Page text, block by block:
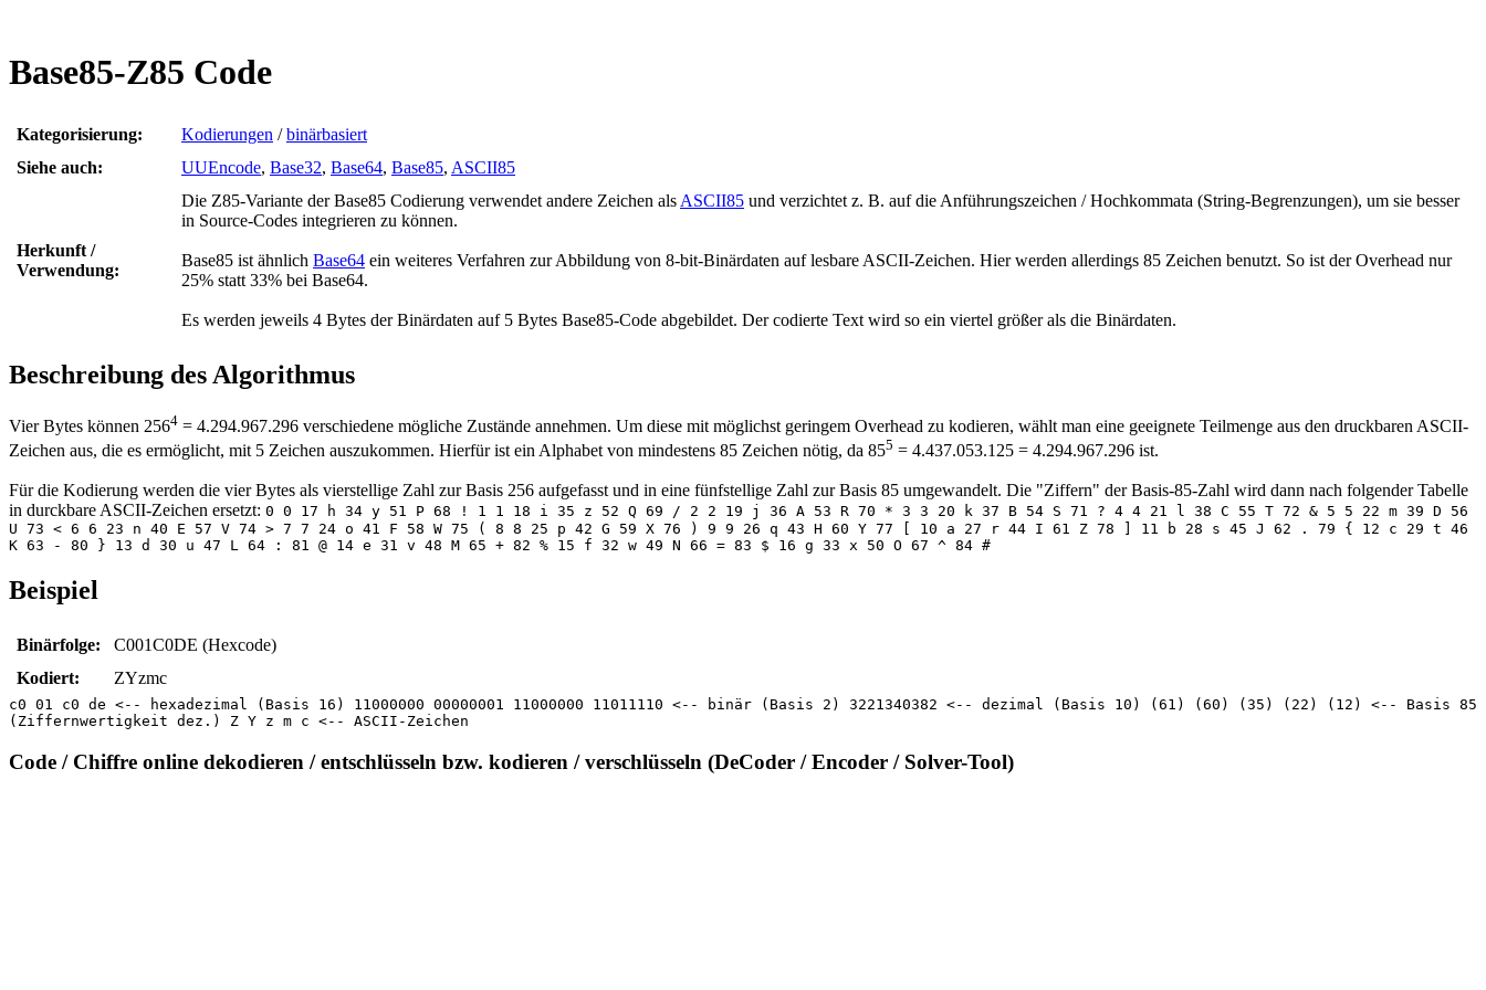
Base85-Z85 Code
Kategorisierung: Kodierungen /binärbasiert
Siehe auch:
UUEncode, Base32, Base64, Base85, ASCII85
Herkunft /
Verwendung:
Die Z85-Variante der Base85 Codierung verwendet andere Zeichen als ASCII85 und verzichtet z. B. auf die Anführungszeichen / Hochkommata (String-Begrenzungen), um sie besser
in Source-Codes integrieren zu können.
Base85 ist ähnlich Base64 ein weiteres Verfahren zur Abbildung von 8-bit-Binärdaten auf lesbare ASCII-Zeichen. Hier werden allerdings 85 Zeichen benutzt. So ist der Overhead nur
25% statt 33% bei Base64.
Es werden jeweils 4 Bytes der Binärdaten auf 5 Bytes Base85-Code abgebildet. Der codierte Text wird so ein viertel größer als die Binärdaten.
Beschreibung des Algorithmus
Vier Bytes können 2564 = 4.294.967.296 verschiedene mögliche Zustände annehmen. Um diese mit möglichst geringem Overhead zu kodieren, wählt man eine geeignete Teilmenge aus den druckbaren ASCII-
Zeichen aus, die es ermöglicht, mit 5 Zeichen auszukommen. Hierfür ist ein Alphabet von mindestens 85 Zeichen nötig, da 855 = 4.437.053.125 = 4.294.967.296 ist.
Für die Kodierung werden die vier Bytes als vierstellige Zahl zur Basis 256 aufgefasst und in eine fünfstellige Zahl zur Basis 85 umgewandelt. Die "Ziffern" der Basis-85-Zahl wird dann nach folgender Tabelle
in durckbare ASCII-Zeichen ersetzt: 0 0 17 h 34 y 51 P 68 ! 1 1 18 i 35 z 52 Q 69 / 2 2 19 j 36 A 53 R 70 * 3 3 20 k 37 B 54 S 71 ? 4 4 21 l 38 C 55 T 72 & 5 5 22 m 39 D 56
U 73 < 6 6 23 n 40 E 57 V 74 > 7 7 24 o 41 F 58 W 75 ( 8 8 25 p 42 G 59 X 76 ) 9 9 26 q 43 H 60 Y 77 [ 10 a 27 r 44 I 61 Z 78 ] 11 b 28 s 45 J 62 . 79 { 12 c 29 t 46
K 63 - 80 } 13 d 30 u 47 L 64 : 81 @ 14 e 31 v 48 M 65 + 82 % 15 f 32 w 49 N 66 = 83 $ 16 g 33 x 50 O 67 ^ 84 #
Beispiel
Binärfolge:
C001C0DE (Hexcode)
Kodiert:
ZYzmc
c0 01 c0 de <-- hexadezimal (Basis 16) 11000000 00000001 11000000 11011110 <-- binär (Basis 2) 3221340382 <-- dezimal (Basis 10) (61) (60) (35) (22) (12) <-- Basis 85
(Ziffernwertigkeit dez.) Z Y z m c <-- ASCII-Zeichen
Code / Chiffre online dekodieren / entschlüsseln bzw. kodieren / verschlüsseln (DeCoder / Encoder / Solver-Tool)